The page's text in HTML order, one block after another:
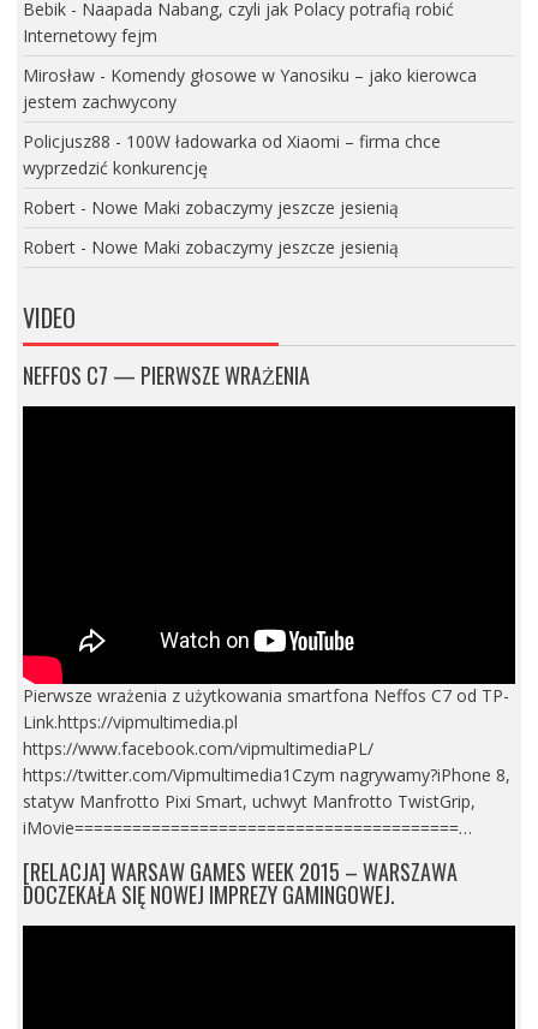
Bebik- Naapada Nabang, czyli jak Polacy potrafią robić
Internetowy fejm
Mirosław- Komendy głosowe w Yanosiku – jako kierowca
jestem zachwycony
Policjusz88 - 100W ładowarka od Xiaomi – firma chce
wyprzedzić konkurencję
Robert- Nowe Maki zobaczymy jeszcze jesienią
Robert- Nowe Maki zobaczymy jeszcze jesienią
VIDEO
NEFFOS C7 — PIERWSZE WRAŻENIA
Pierwsze wrażenia z użytkowania smartfona Neffos C7 od TP-
Link.https://vipmultimedia.pl
https://www.facebook.com/vipmultimediaPL/
https://twitter.com/Vipmultimedia1Czym nagrywamy?iPhone 8,
statyw Manfrotto Pixi Smart, uchwyt Manfrotto TwistGrip,
iMovie========================================…
[RELACJA] WARSAW GAMES WEEK 2015 – WARSZAWA
DOCZEKAŁA SIĘ NOWEJ IMPREZY GAMINGOWEJ.